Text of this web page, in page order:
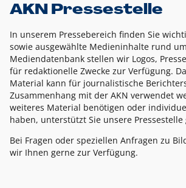
AKN Pressestelle
In unserem Pressebereich finden Sie
sowie ausgewählte Medieninhalte rund
Mediendatenbank stellen wir Logos,
für redaktionelle Zwecke zur Verfügung.
Material kann für journalistische
Zusammenhang mit der AKN verwendet
weiteres Material benötigen oder
haben, unterstützt Sie unsere Pressestelle
Bei Fragen oder speziellen Anfragen zu
wir Ihnen gerne zur Verfügung.